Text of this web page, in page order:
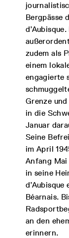
Bergpässe
zudem als
einem
engagierte
Grenze
in die
Januar
Seine
im April
Anfang Mai
in seine
Béarnais.
an den
erinnern.